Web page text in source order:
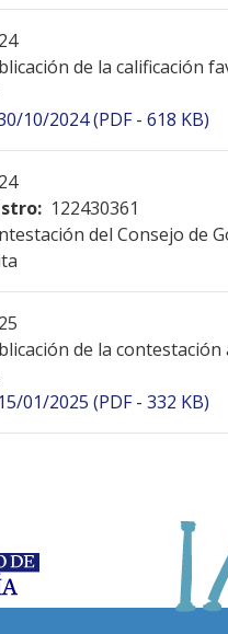
de la calificación
10/2024 (PDF - 618 KB)
122430361
del Consejo de
de la contestación
01/2025 (PDF - 332 KB)